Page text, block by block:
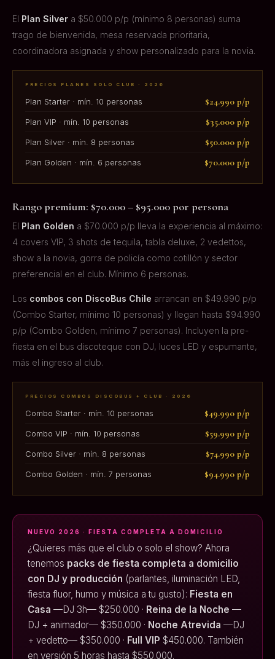
El Plan Silver a $50.000 p/p (mínimo 8 personas) suma
trago de bienvenida, mesa reservada prioritaria,
coordinadora asignada y show personalizado para la novia.
PRECIOS PLANES SOLO CLUB · 2026
Plan Starter · mín. 10 personas $24.990 p/p
Plan VIP · mín. 10 personas $35.000 p/p
Plan Silver · mín. 8 personas $50.000 p/p
Plan Golden · mín. 6 personas $70.000 p/p
Rango premium: $70.000 – $95.000 por persona
El Plan Golden a $70.000 p/p lleva la experiencia al máximo:
4 covers VIP, 3 shots de tequila, tabla deluxe, 2 vedettos,
show a la novia, gorra de policía como cotillón y sector
preferencial en el club. Mínimo 6 personas.
Los combos con DiscoBus Chile arrancan en $49.990 p/p
(Combo Starter, mínimo 10 personas) y llegan hasta $94.990
p/p (Combo Golden, mínimo 7 personas). Incluyen la pre-
fiesta en el bus discoteque con DJ, luces LED y espumante,
más el ingreso al club.
PRECIOS COMBOS DISCOBUS + CLUB · 2026
Combo Starter · mín. 10 personas $49.990 p/p
Combo VIP · mín. 10 personas $59.990 p/p
Combo Silver · mín. 8 personas $74.990 p/p
Combo Golden · mín. 7 personas $94.990 p/p
NUEVO 2026 · FIESTA COMPLETA A DOMICILIO
¿Quieres más que el club o solo el show? Ahora
tenemos packs de fiesta completa a domicilio
con DJ y producción (parlantes, iluminación LED,
fiesta fluor, humo y música a tu gusto): Fiesta en
Casa —DJ 3h— $250.000 · Reina de la Noche —
DJ + animador— $350.000 · Noche Atrevida —DJ
+ vedetto— $350.000 · Full VIP $450.000. También
en versión 5 horas hasta $550.000.